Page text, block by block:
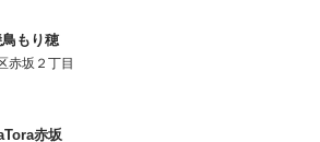
もり穂
赤坂２丁目
赤坂